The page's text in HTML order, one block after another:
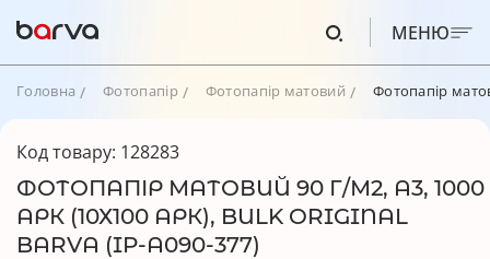
МЕНЮ
Головна Фотопапір Фотопапір матовий Фотопапір
Код товару: 128283
ФОТОПАПІР МАТОВИЙ 90 Г/М2, А3, 1000
АРК (10Х100 АРК), BULK ORIGINAL
BARVA (IP-A090-377)